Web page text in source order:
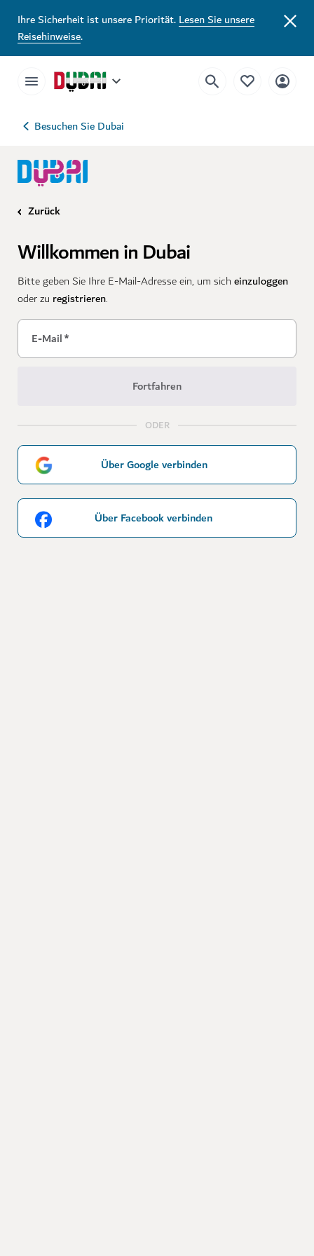
Ihre Sicherheit ist unsere Priorität.Lesen Sie unsere
Reisehinweise.
Besuchen Sie Dubai
Zurück
Willkommen in Dubai
Bitte geben Sie Ihre E-Mail-Adresse ein, um sich einzuloggen
oder zu registrieren.
E-Mail*
Fortfahren
ODER
Über Google verbinden
Über Facebook verbinden